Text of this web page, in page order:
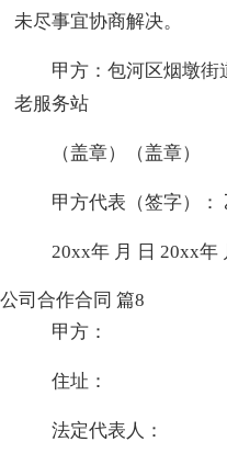
未尽事宜协商解决。
甲方：包河区烟墩街
老服务站
（盖章）（盖章）
甲方代表（签字）：
20xx年 月 日 20xx年
公司合作合同 篇8
甲方：
住址：
法定代表人：